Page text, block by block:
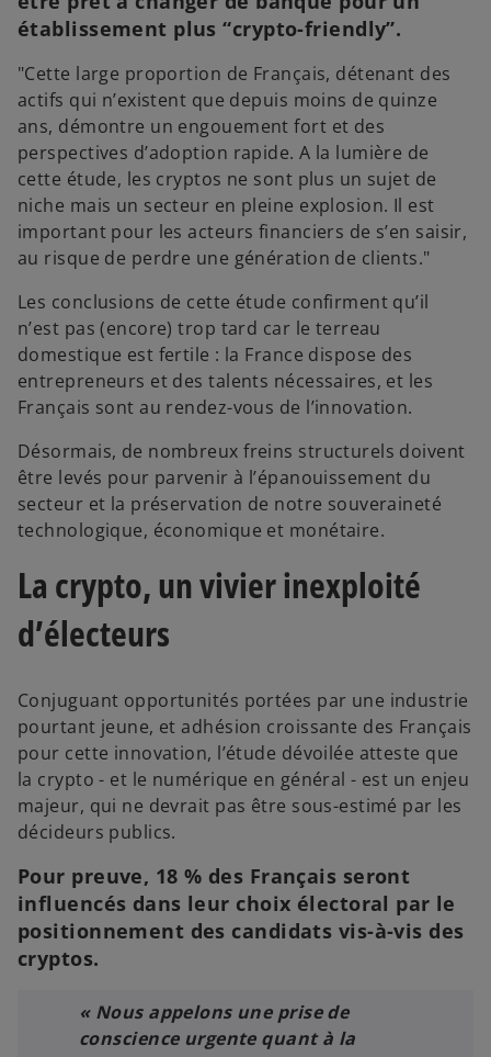
établissement plus “crypto-friendly”.
"Cette large proportion de Français, détenant des
actifs qui n’existent que depuis moins de quinze
ans, démontre un engouement fort et des
perspectives d’adoption rapide. A la lumière de
cette étude, les cryptos ne sont plus un sujet de
niche mais un secteur en pleine explosion. Il est
important pour les acteurs financiers de s’en saisir,
au risque de perdre une génération de clients."
Les conclusions de cette étude confirment qu’il
n’est pas (encore) trop tard car le terreau
domestique est fertile : la France dispose des
entrepreneurs et des talents nécessaires, et les
Français sont au rendez-vous de l’innovation.
Désormais, de nombreux freins structurels doivent
être levés pour parvenir à l’épanouissement du
secteur et la préservation de notre souveraineté
technologique, économique et monétaire.
La crypto, un vivier inexploité
d’électeurs
Conjuguant opportunités portées par une industrie
pourtant jeune, et adhésion croissante des Français
pour cette innovation, l’étude dévoilée atteste que
la crypto - et le numérique en général - est un enjeu
majeur, qui ne devrait pas être sous-estimé par les
décideurs publics.
Pour preuve, 18 % des Français seront
influencés dans leur choix électoral par le
positionnement des candidats vis-à-vis des
cryptos.
« Nous appelons une prise de
conscience urgente quant à la